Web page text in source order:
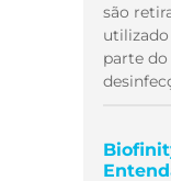
são
parte